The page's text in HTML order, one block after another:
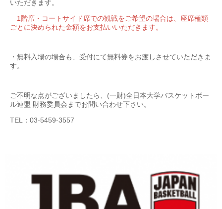
いただきます。
1階席・コートサイド席での観戦をご希望の場合は、座席種類
ごとに決められた金額をお支払いいただきます。
・無料入場の場合も、受付にて無料券をお渡しさせていただきま
す。
ご不明な点がございましたら、(一財)全日本大学バスケットボー
ル連盟 財務委員会までお問い合わせ下さい。
TEL：03-5459-3557